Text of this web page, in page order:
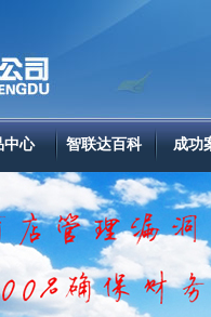
中心 智联达百科 成功